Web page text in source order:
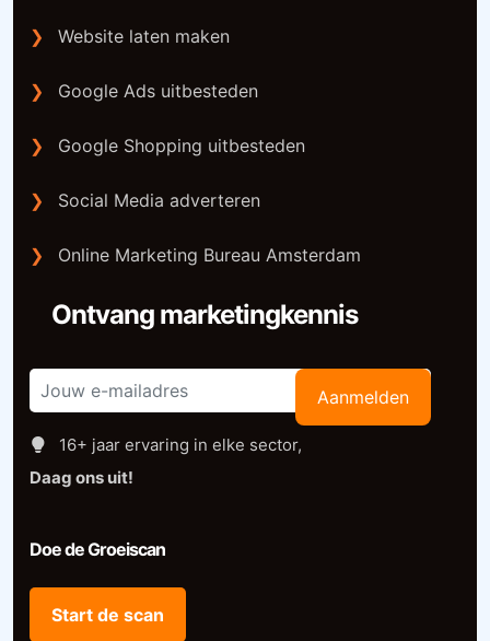
❯ Website laten maken
❯ Google Ads uitbesteden
❯ Google Shopping uitbesteden
❯ Social Media adverteren
❯ Online Marketing Bureau Amsterdam
Ontvang marketingkennis
Aanmelden
16+ jaar ervaring in elke sector,
Daag ons uit!
Doe de Groeiscan
Start de scan